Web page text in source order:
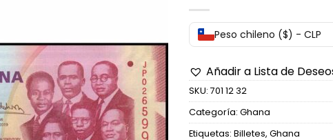
Peso chileno ($) - CLP
Añadir a Lista de
SKU: 701 12 32
Categoría: Ghana
Etiquetas: Billetes, Ghana